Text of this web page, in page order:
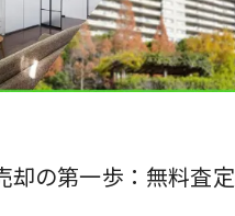
却の第一歩：無料査